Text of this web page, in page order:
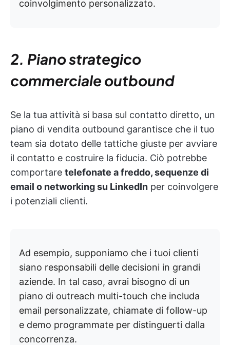
coinvolgimento personalizzato.
2. Piano strategico
commerciale outbound
Se la tua attività si basa sul contatto diretto, un
piano di vendita outbound garantisce che il tuo
team sia dotato delle tattiche giuste per avviare
il contatto e costruire la fiducia. Ciò potrebbe
comportare telefonate a freddo, sequenze di
email o networking su LinkedIn per coinvolgere
i potenziali clienti.
Ad esempio, supponiamo che i tuoi clienti
siano responsabili delle decisioni in grandi
aziende. In tal caso, avrai bisogno di un
piano di outreach multi-touch che includa
email personalizzate, chiamate di follow-up
e demo programmate per distinguerti dalla
concorrenza.